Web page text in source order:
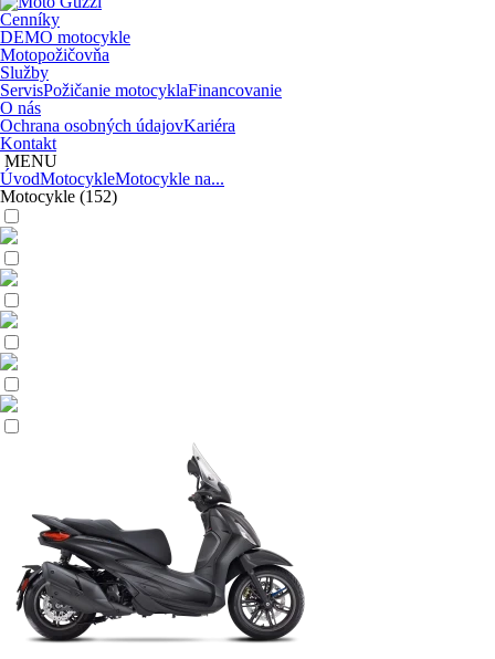
Cenníky
DEMO motocykle
Motopožičovňa
Služby
ServisPožičanie motocyklaFinancovanie
O nás
Ochrana osobných údajovKariéra
Kontakt
MENU
ÚvodMotocykleMotocykle na...
Motocykle (152)